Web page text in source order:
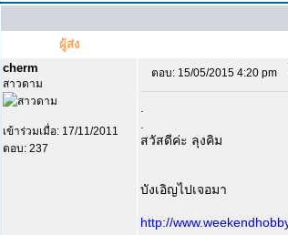
ผู้ส่ง
cherm
สาวดาม
เข้าร่วมเมื่อ: 17/11/2011
ตอบ: 237
ตอบ: 15/05/2015 4:20 pm
สวัสดีค่ะ ลุงคิม
บังเอิญไปเจอมา
http://